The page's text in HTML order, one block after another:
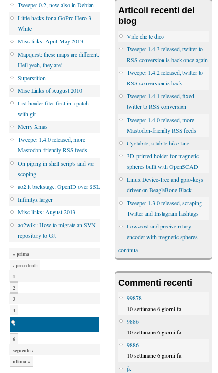
Tweeper 0.2, now also in Debian
Little hacks for a GoPro Hero 3
White
Misc links: April-May 2013
Mapquest: these maps are different.
Hell yeah, they are!
Superstition
Misc Links of August 2010
List header files first in a patch
with git
Merry Xmas
Tweeper 1.4.0 released, more
Mastodon-friendly RSS feeds
On piping in shell scripts and var
scoping
ao2.it backstage: OpenID over SSL
Infinityx larger
Misc links: August 2013
ao2wiki: How to migrate an SVN
repository to Git
« prima
‹ precedente
1
2
3
4
5
6
seguente ›
ultima »
Articoli recenti del
blog
Vide che te dico
Tweeper 1.4.3 released, twitter to
RSS conversion is back once again
Tweeper 1.4.2 released, twitter to
RSS conversion is back
Tweeper 1.4.1 released, fixed
twitter to RSS conversion
Tweeper 1.4.0 released, more
Mastodon-friendly RSS feeds
Cyclabile, a labile bike lane
3D-printed holder for magnetic
spheres built with OpenSCAD
Linux Device-Tree and gpio-keys
driver on BeagleBone Black
Tweeper 1.3.0 released, scraping
Twitter and Instagram hashtags
Low-cost and precise rotary
encoder with magnetic spheres
continua
Commenti recenti
99878
10 settimane 6 giorni fa
9886
10 settimane 6 giorni fa
9886
10 settimane 6 giorni fa
jk